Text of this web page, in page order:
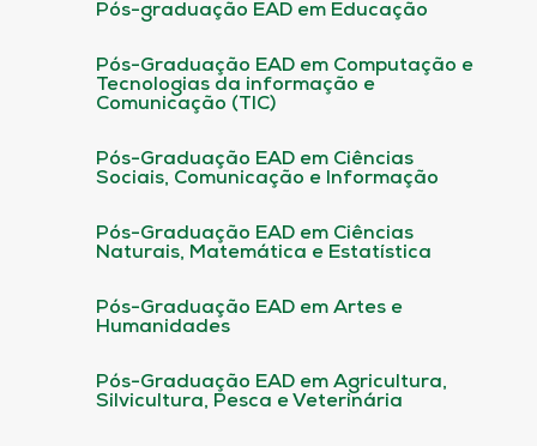
Pós-graduação EAD em Educação
Pós-Graduação EAD em Computação e
Tecnologias da informação e
Comunicação (TIC)
Pós-Graduação EAD em Ciências
Sociais, Comunicação e Informação
Pós-Graduação EAD em Ciências
Naturais, Matemática e Estatística
Pós-Graduação EAD em Artes e
Humanidades
Pós-Graduação EAD em Agricultura,
Silvicultura, Pesca e Veterinária